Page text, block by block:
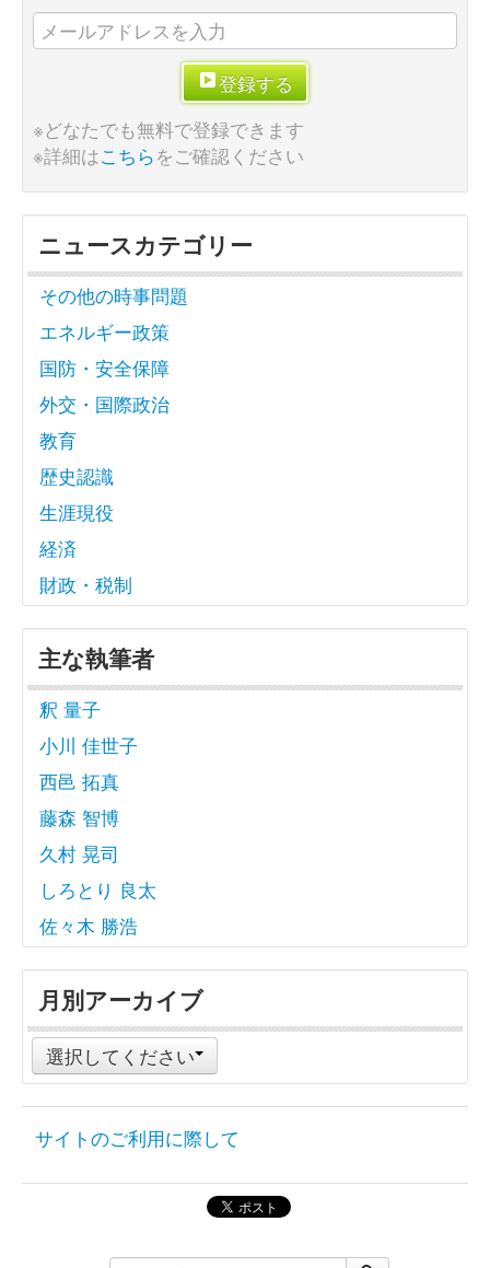
登録する
※どなたでも無料で登録できます
※詳細はこちらをご確認ください
ニュースカテゴリー
その他の時事問題
エネルギー政策
国防・安全保障
外交・国際政治
教育
歴史認識
生涯現役
経済
財政・税制
主な執筆者
釈 量子
小川 佳世子
西邑 拓真
藤森 智博
久村 晃司
しろとり 良太
佐々木 勝浩
月別アーカイブ
選択してください
サイトのご利用に際して